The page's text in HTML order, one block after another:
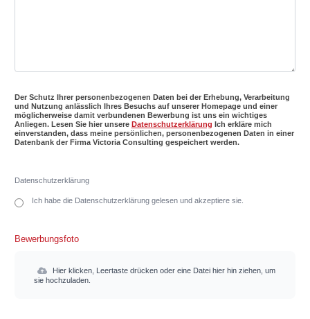
Der Schutz Ihrer personenbezogenen Daten bei der Erhebung, Verarbeitung
und Nutzung anlässlich Ihres Besuchs auf unserer Homepage und einer
möglicherweise damit verbundenen Bewerbung ist uns ein wichtiges
Anliegen. Lesen Sie hier unsere Datenschutzerklärung Ich erkläre mich
einverstanden, dass meine persönlichen, personenbezogenen Daten in einer
Datenbank der Firma Victoria Consulting gespeichert werden.
Datenschutzerklärung
Ich habe die Datenschutzerklärung gelesen und akzeptiere sie.
Bewerbungsfoto
Hier klicken, Leertaste drücken oder eine Datei hier hin ziehen, um
sie hochzuladen.